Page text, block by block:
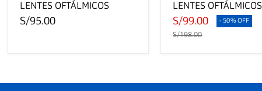
LENTES OFTÁLMICOS
S/95.00
LENTES OFTÁLMICOS
S/99.00 - 50% OFF
S/198.00